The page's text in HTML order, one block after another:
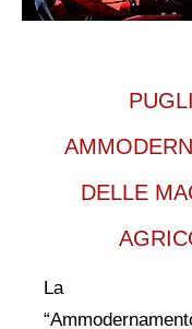
DELLE
La